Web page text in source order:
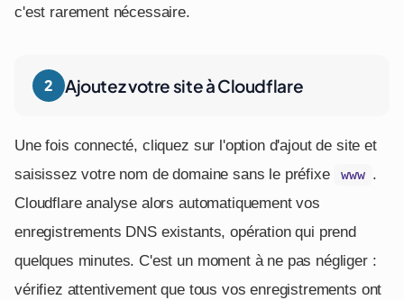
c'est rarement nécessaire.
Ajoutez votre site à Cloudflare
Une fois connecté, cliquez sur l'option d'ajout de site et
saisissez votre nom de domaine sans le préfixe
www .
Cloudflare analyse alors automatiquement vos
enregistrements DNS existants, opération qui prend
quelques minutes. C'est un moment à ne pas négliger :
vérifiez attentivement que tous vos enregistrements ont